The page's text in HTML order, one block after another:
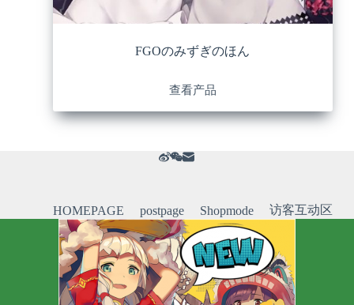
FGOのみずぎのほん
查看产品
HOMEPAGE postpage Shopmode 访客互动区